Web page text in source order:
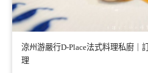
涼州游嚴行D-Place法式料理私廚｜
理